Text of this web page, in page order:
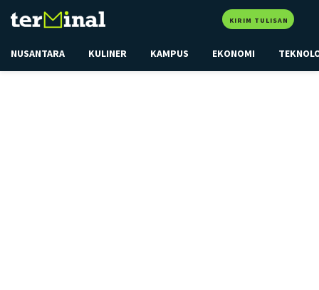
KIRIM TULISAN
NUSANTARA KULINER KAMPUS EKONOMI